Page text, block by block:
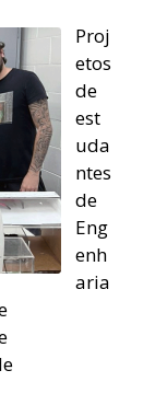
Proj
etos
de
est
uda
ntes
de
Eng
enh
aria